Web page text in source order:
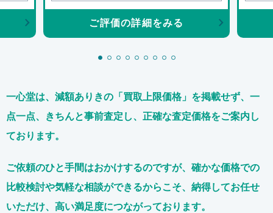
ご評価の詳細をみる
一心堂は、減額ありきの「買取上限価格」を掲載せず、 一
点一点、きちんと事前査定し、正確な査定価格をご案内し
ております。
ご依頼のひと手間はおかけするのですが、 確かな価格での
比較検討や気軽な相談ができるからこそ、 納得してお任せ
いただけ、高い満足度につながっております。